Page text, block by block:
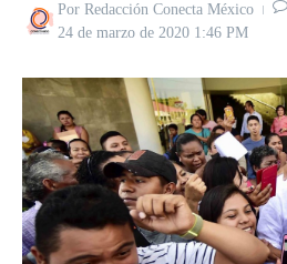
Por Redacción Conecta México
24 de marzo de 2020 1:46 PM